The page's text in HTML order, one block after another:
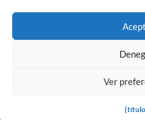
Ver
© 1998 - 2026